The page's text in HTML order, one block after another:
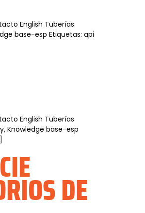
English Tuberías
base-esp Etiquetas: api
English Tuberías
Knowledge base-esp
DE